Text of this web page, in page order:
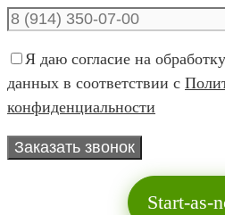
Я даю согласие на
данных в соответствии с
конфиденциальности
Start-as-